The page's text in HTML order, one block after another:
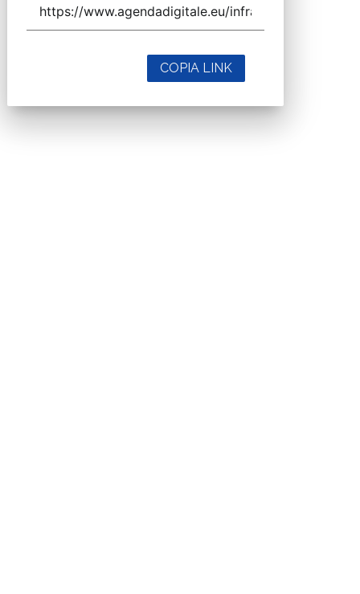
COPIA LINK